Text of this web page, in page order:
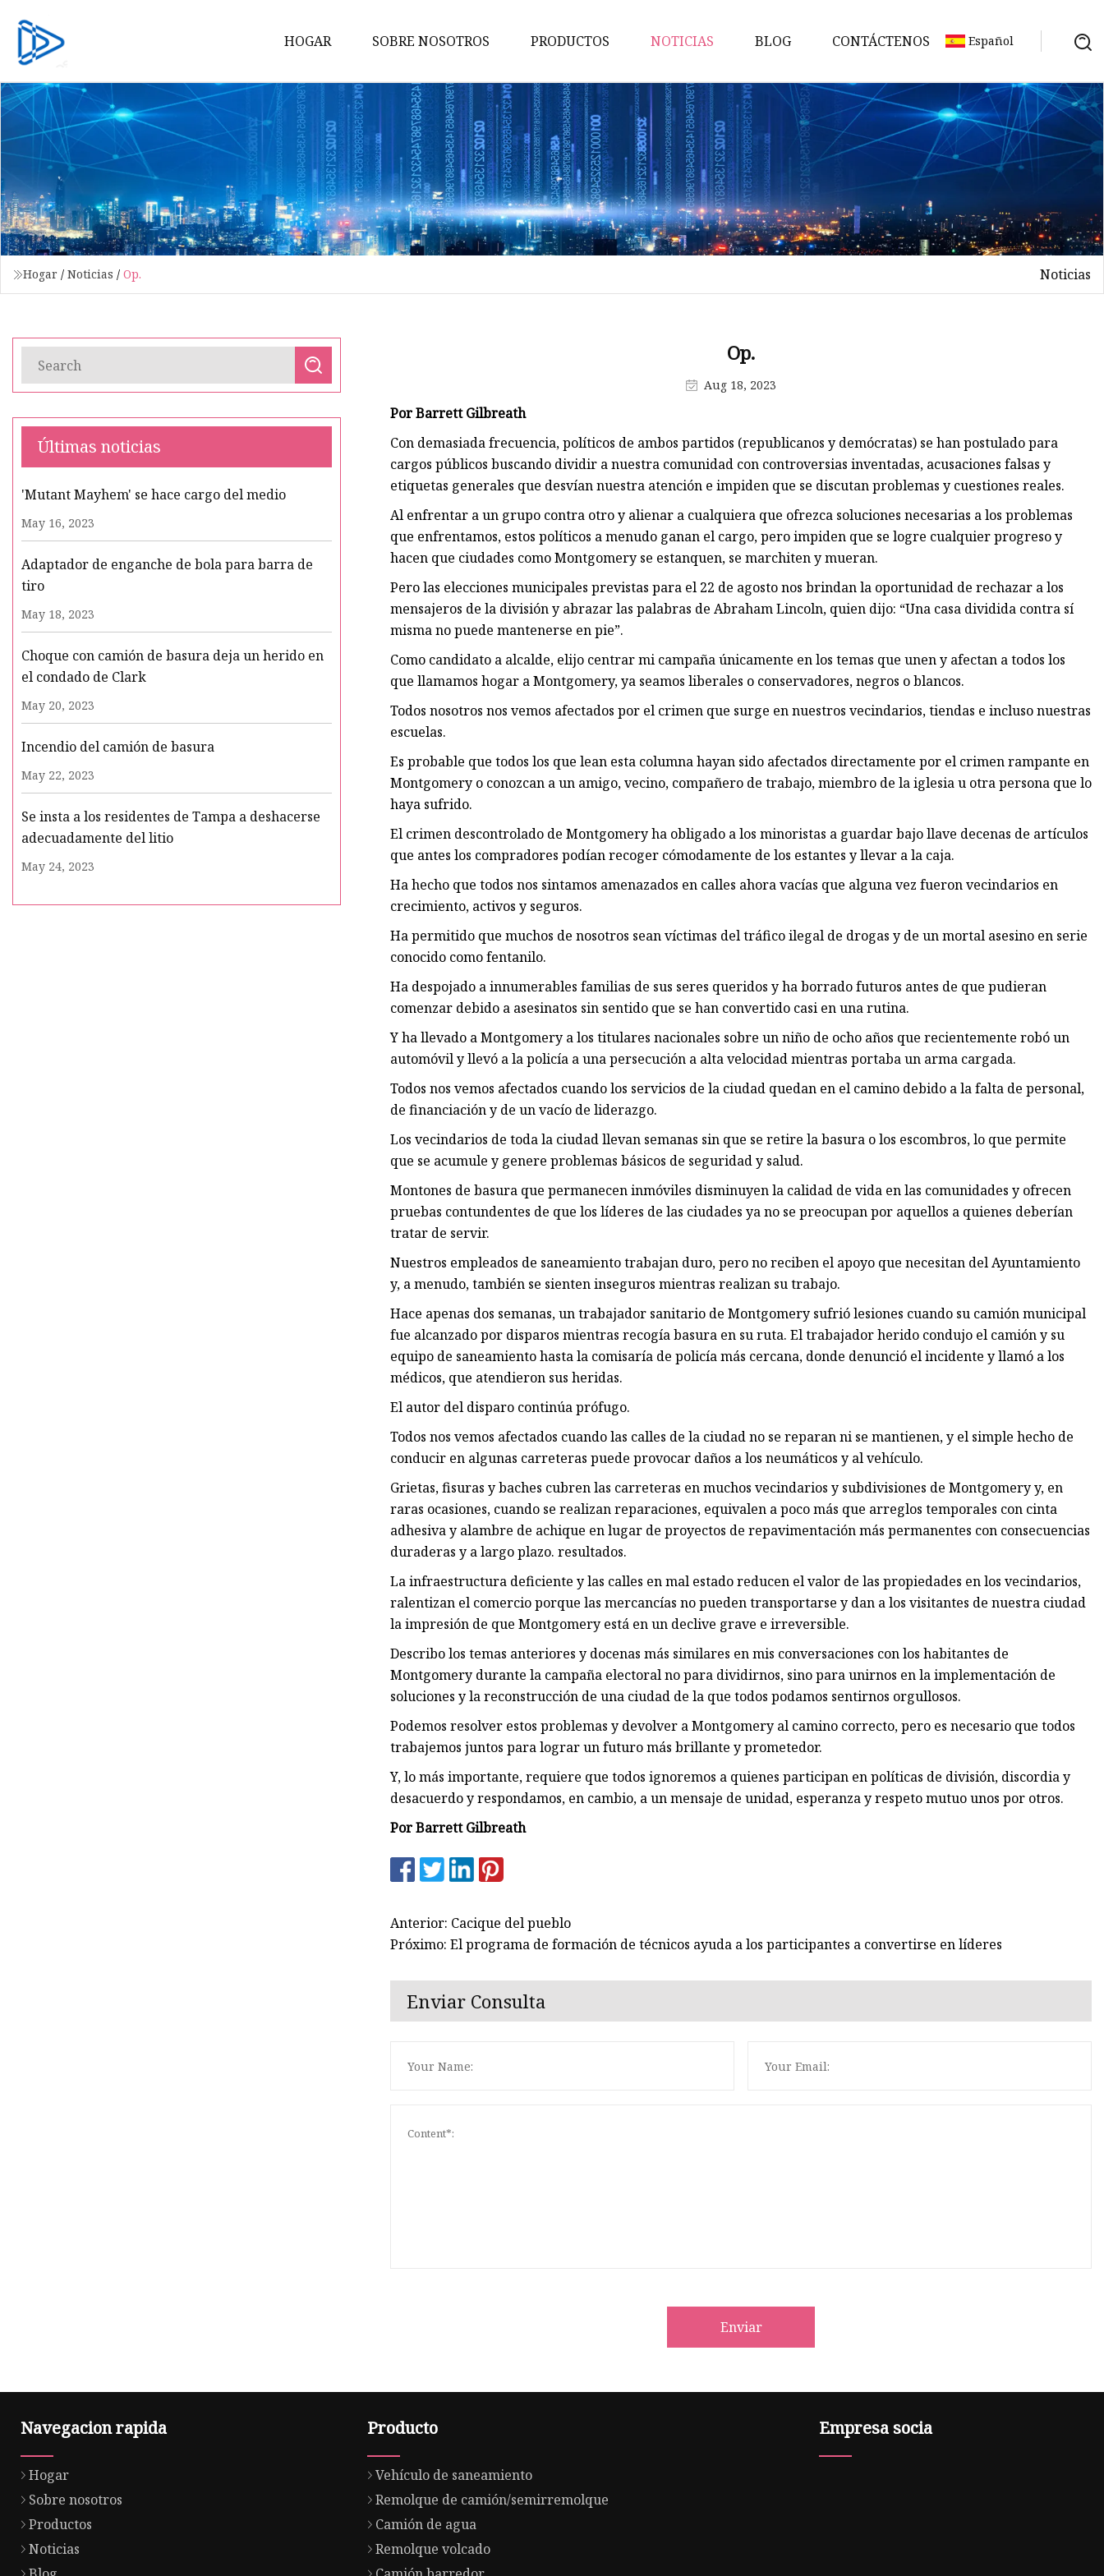
HOGAR SOBRE NOSOTROS PRODUCTOS
Vehículo de saneamiento
Remolque de
camión/semirremolque
Camión de agua
Remolque volcado
Camión barredor
Semirremolque de plataforma
residuales
Semirremolque esqueleto
Semirremolque de plataforma
plana
NOTICIAS BLOG CONTÁCTENOS Español
Hogar / Noticias / Op. Noticias
Últimas noticias
'Mutant Mayhem' se hace cargo del medio
May 16, 2023
Adaptador de enganche de bola para barra de
tiro
May 18, 2023
Choque con camión de basura deja un herido en
el condado de Clark
May 20, 2023
Incendio del camión de basura
May 22, 2023
Se insta a los residentes de Tampa a deshacerse
adecuadamente del litio
May 24, 2023
Op.
Aug 18, 2023
Por Barrett Gilbreath
Con demasiada frecuencia, políticos de ambos partidos (republicanos y demócratas) se han postulado para
cargos públicos buscando dividir a nuestra comunidad con controversias inventadas, acusaciones falsas y
etiquetas generales que desvían nuestra atención e impiden que se discutan problemas y cuestiones reales.
Al enfrentar a un grupo contra otro y alienar a cualquiera que ofrezca soluciones necesarias a los problemas
que enfrentamos, estos políticos a menudo ganan el cargo, pero impiden que se logre cualquier progreso y
hacen que ciudades como Montgomery se estanquen, se marchiten y mueran.
Pero las elecciones municipales previstas para el 22 de agosto nos brindan la oportunidad de rechazar a los
mensajeros de la división y abrazar las palabras de Abraham Lincoln, quien dijo: “Una casa dividida contra sí
misma no puede mantenerse en pie”.
Como candidato a alcalde, elijo centrar mi campaña únicamente en los temas que unen y afectan a todos los
que llamamos hogar a Montgomery, ya seamos liberales o conservadores, negros o blancos.
Todos nosotros nos vemos afectados por el crimen que surge en nuestros vecindarios, tiendas e incluso nuestras
escuelas.
Es probable que todos los que lean esta columna hayan sido afectados directamente por el crimen rampante en
Montgomery o conozcan a un amigo, vecino, compañero de trabajo, miembro de la iglesia u otra persona que lo
haya sufrido.
El crimen descontrolado de Montgomery ha obligado a los minoristas a guardar bajo llave decenas de artículos
que antes los compradores podían recoger cómodamente de los estantes y llevar a la caja.
Ha hecho que todos nos sintamos amenazados en calles ahora vacías que alguna vez fueron vecindarios en
crecimiento, activos y seguros.
Ha permitido que muchos de nosotros sean víctimas del tráfico ilegal de drogas y de un mortal asesino en serie
conocido como fentanilo.
Ha despojado a innumerables familias de sus seres queridos y ha borrado futuros antes de que pudieran
comenzar debido a asesinatos sin sentido que se han convertido casi en una rutina.
Y ha llevado a Montgomery a los titulares nacionales sobre un niño de ocho años que recientemente robó un
automóvil y llevó a la policía a una persecución a alta velocidad mientras portaba un arma cargada.
Todos nos vemos afectados cuando los servicios de la ciudad quedan en el camino debido a la falta de personal,
de financiación y de un vacío de liderazgo.
Los vecindarios de toda la ciudad llevan semanas sin que se retire la basura o los escombros, lo que permite
que se acumule y genere problemas básicos de seguridad y salud.
Montones de basura que permanecen inmóviles disminuyen la calidad de vida en las comunidades y ofrecen
pruebas contundentes de que los líderes de las ciudades ya no se preocupan por aquellos a quienes deberían
tratar de servir.
Nuestros empleados de saneamiento trabajan duro, pero no reciben el apoyo que necesitan del Ayuntamiento
y, a menudo, también se sienten inseguros mientras realizan su trabajo.
Hace apenas dos semanas, un trabajador sanitario de Montgomery sufrió lesiones cuando su camión municipal
fue alcanzado por disparos mientras recogía basura en su ruta. El trabajador herido condujo el camión y su
equipo de saneamiento hasta la comisaría de policía más cercana, donde denunció el incidente y llamó a los
médicos, que atendieron sus heridas.
El autor del disparo continúa prófugo.
Todos nos vemos afectados cuando las calles de la ciudad no se reparan ni se mantienen, y el simple hecho de
conducir en algunas carreteras puede provocar daños a los neumáticos y al vehículo.
Grietas, fisuras y baches cubren las carreteras en muchos vecindarios y subdivisiones de Montgomery y, en
raras ocasiones, cuando se realizan reparaciones, equivalen a poco más que arreglos temporales con cinta
adhesiva y alambre de achique en lugar de proyectos de repavimentación más permanentes con consecuencias
duraderas y a largo plazo. resultados.
La infraestructura deficiente y las calles en mal estado reducen el valor de las propiedades en los vecindarios,
ralentizan el comercio porque las mercancías no pueden transportarse y dan a los visitantes de nuestra ciudad
la impresión de que Montgomery está en un declive grave e irreversible.
Describo los temas anteriores y docenas más similares en mis conversaciones con los habitantes de
Montgomery durante la campaña electoral no para dividirnos, sino para unirnos en la implementación de
soluciones y la reconstrucción de una ciudad de la que todos podamos sentirnos orgullosos.
Podemos resolver estos problemas y devolver a Montgomery al camino correcto, pero es necesario que todos
trabajemos juntos para lograr un futuro más brillante y prometedor.
Y, lo más importante, requiere que todos ignoremos a quienes participan en políticas de división, discordia y
desacuerdo y respondamos, en cambio, a un mensaje de unidad, esperanza y respeto mutuo unos por otros.
Por Barrett Gilbreath
Anterior: Cacique del pueblo
Próximo: El programa de formación de técnicos ayuda a los participantes a convertirse en líderes
Enviar Consulta
Enviar
Navegacion rapida
Hogar
Sobre nosotros
Productos
Noticias
Producto
Vehículo de saneamiento
Remolque de camión/semirremolque
Camión de agua
Remolque volcado
Empresa socia